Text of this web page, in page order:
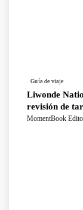
Guía de viaje
Liwonde
revisión de
MomentBook